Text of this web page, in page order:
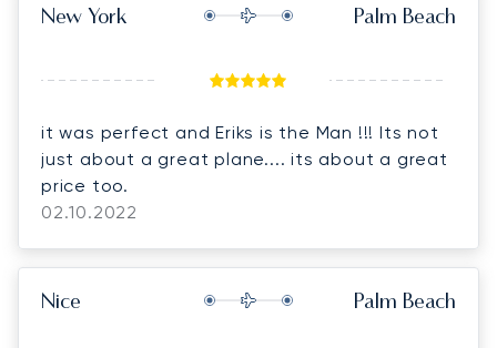
New York Palm Beach
it was perfect and Eriks is the Man !!! Its not
just about a great plane.... its about a great
price too.
02.10.2022
Nice Palm Beach